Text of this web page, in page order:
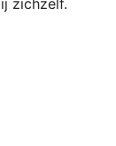
zichzelf.